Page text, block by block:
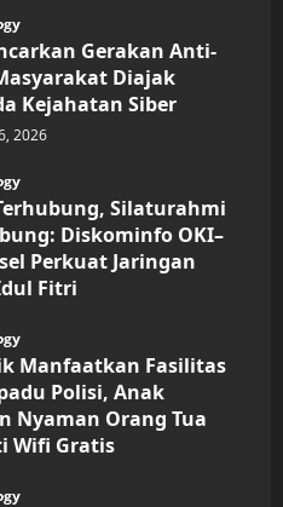
Gerakan Anti-
Diajak
Kejahatan Siber
2026
Silaturahmi
Diskominfo OKI–
Perkuat Jaringan
Fitri
Manfaatkan Fasilitas
Polisi, Anak
Nyaman Orang Tua
Wifi Gratis